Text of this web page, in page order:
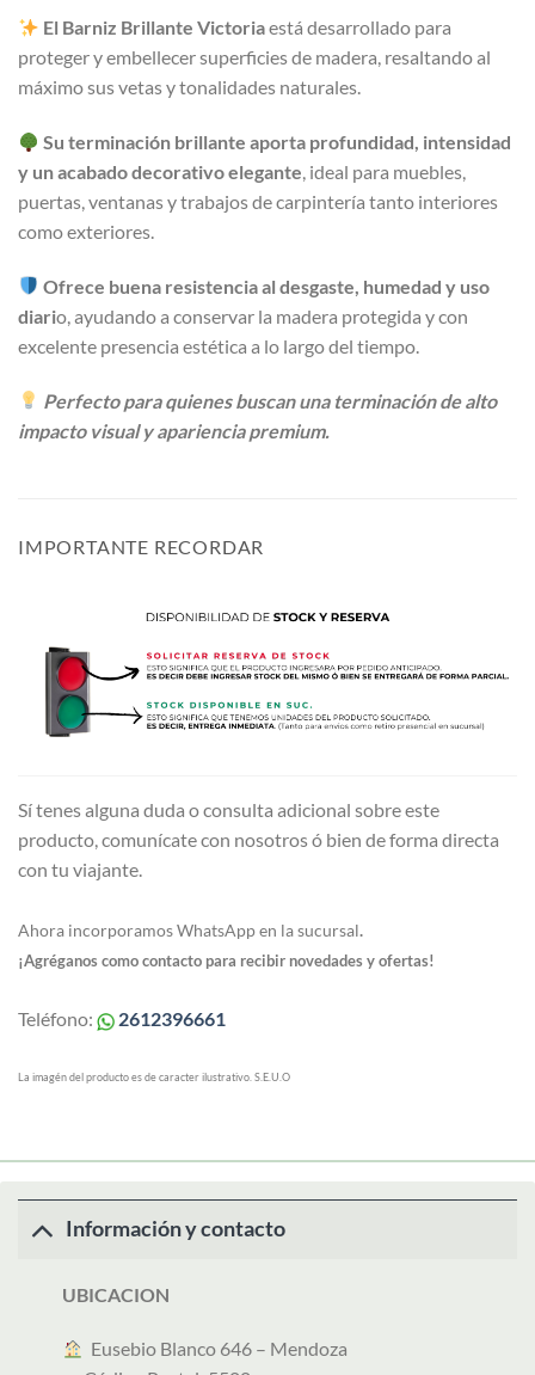
El Barniz Brillante Victoriaestá desarrollado para
proteger y embellecer superficies de madera, resaltando al
máximo sus vetas y tonalidades naturales.
Su terminación brillante aporta profundidad, intensidad
y un acabado decorativo elegante, ideal para muebles,
puertas, ventanas y trabajos de carpintería tanto interiores
como exteriores.
Ofrece buena resistencia al desgaste, humedad y uso
diario, ayudando a conservar la madera protegida y con
excelente presencia estética a lo largo del tiempo.
Perfecto para quienes buscan una terminación de alto
impacto visual y apariencia premium.
IMPORTANTE RECORDAR
Sí tenes alguna duda o consulta adicional sobre este
producto, comunícate con nosotros ó bien de forma directa
con tu viajante.
Ahora incorporamos WhatsApp en la sucursal.
¡Agréganos como contacto para recibir novedades y ofertas!
Teléfono: 2612396661
La imagén del producto es de caracter ilustrativo. S.E.U.O
Información y contacto
UBICACION
︎ Eusebio Blanco 646 – Mendoza